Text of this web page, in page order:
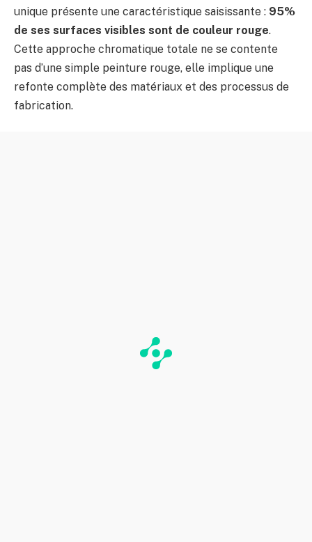
unique présente une caractéristique saisissante : 95%
de ses surfaces visibles sont de couleur rouge.
Cette approche chromatique totale ne se contente
pas d’une simple peinture rouge, elle implique une
refonte complète des matériaux et des processus de
fabrication.